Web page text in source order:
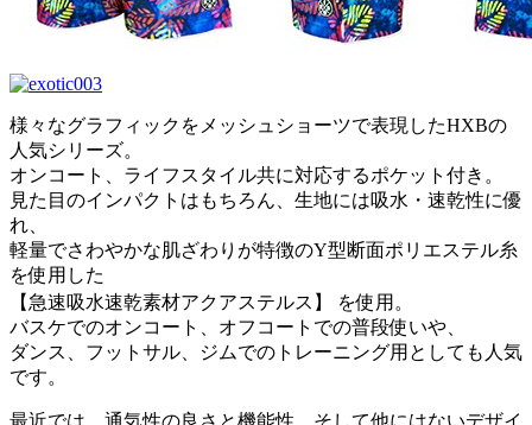
様々なグラフィックをメッシュショーツで表現したHXBの
人気シリーズ。
オンコート、ライフスタイル共に対応するポケット付き。
見た目のインパクトはもちろん、生地には吸水・速乾性に優
れ、
軽量でさわやかな肌ざわりが特徴のY型断面ポリエステル糸
を使用した
【急速吸水速乾素材アクアステルス】 を使用。
バスケでのオンコート、オフコートでの普段使いや、
ダンス、フットサル、ジムでのトレーニング用としても人気
です。